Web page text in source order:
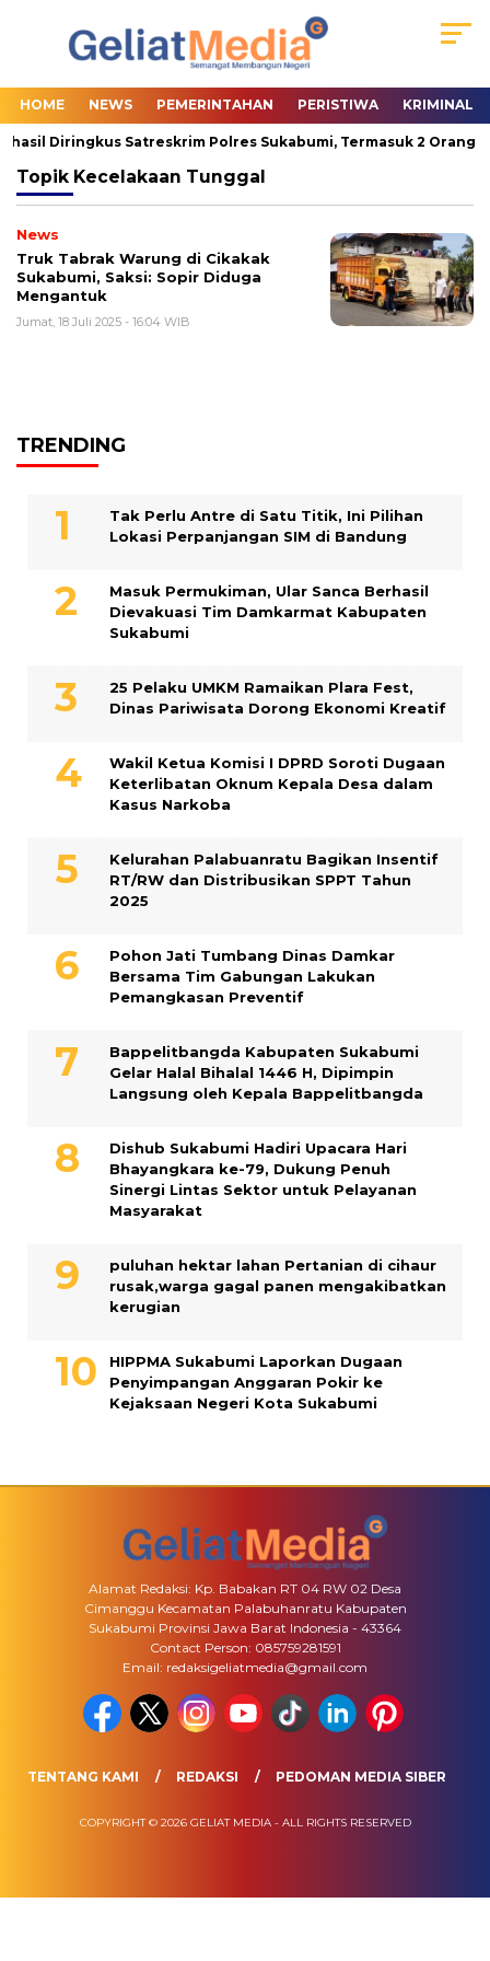
HOME NEWS PEMERINTAHAN PERISTIWA KRIMINAL
Diringkus Satreskrim Polres Sukabumi, Termasuk 2 Orang
Topik Kecelakaan Tunggal
News
Truk Tabrak Warung di Cikakak
Sukabumi, Saksi: Sopir Diduga
Mengantuk
Jumat, 18 Juli 2025 - 16:04 WIB
TRENDING
Tak Perlu Antre di Satu Titik, Ini Pilihan
Lokasi Perpanjangan SIM di Bandung
Masuk Permukiman, Ular Sanca Berhasil
Dievakuasi Tim Damkarmat Kabupaten
Sukabumi
25 Pelaku UMKM Ramaikan Plara Fest,
Dinas Pariwisata Dorong Ekonomi Kreatif
Wakil Ketua Komisi I DPRD Soroti Dugaan
Keterlibatan Oknum Kepala Desa dalam
Kasus Narkoba
Kelurahan Palabuanratu Bagikan Insentif
RT/RW dan Distribusikan SPPT Tahun
2025
Pohon Jati Tumbang Dinas Damkar
Bersama Tim Gabungan Lakukan
Pemangkasan Preventif
Bappelitbangda Kabupaten Sukabumi
Gelar Halal Bihalal 1446 H, Dipimpin
Langsung oleh Kepala Bappelitbangda
Dishub Sukabumi Hadiri Upacara Hari
Bhayangkara ke-79, Dukung Penuh
Sinergi Lintas Sektor untuk Pelayanan
Masyarakat
puluhan hektar lahan Pertanian di cihaur
rusak,warga gagal panen mengakibatkan
kerugian
HIPPMA Sukabumi Laporkan Dugaan
Penyimpangan Anggaran Pokir ke
Kejaksaan Negeri Kota Sukabumi
Alamat Redaksi: Kp. Babakan RT 04 RW 02 Desa
Cimanggu Kecamatan Palabuhanratu Kabupaten
Sukabumi Provinsi Jawa Barat Indonesia - 43364
Contact Person: 085759281591
Email: redaksigeliatmedia@gmail.com
TENTANG KAMI REDAKSI PEDOMAN MEDIA SIBER
COPYRIGHT © 2026 GELIAT MEDIA - ALL RIGHTS RESERVED